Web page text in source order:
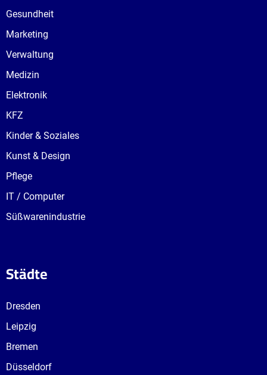
Gesundheit
Marketing
Verwaltung
Medizin
Elektronik
KFZ
Kinder & Soziales
Kunst & Design
Pflege
IT / Computer
Süßwarenindustrie
Städte
Dresden
Leipzig
Bremen
Düsseldorf